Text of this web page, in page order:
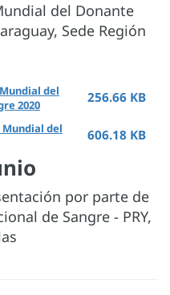
del Donante
Sede Región
del
2020
256.66 KB
del
606.18 KB
por parte de
de Sangre - PRY,